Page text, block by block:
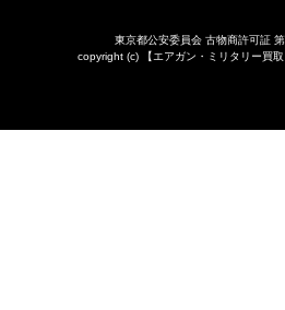
東京都公安委員会 古物商許可証
copyright (c) 【エアガン・ミリタリー買